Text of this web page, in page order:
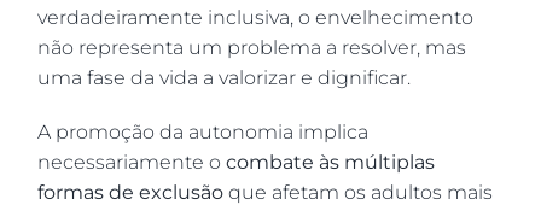
verdadeiramente inclusiva, o envelhecimento
não representa um problema a resolver, mas
uma fase da vida a valorizar e dignificar.
A promoção da autonomia implica
necessariamente ocombate às múltiplas
formas de exclusão que afetam os adultos mais